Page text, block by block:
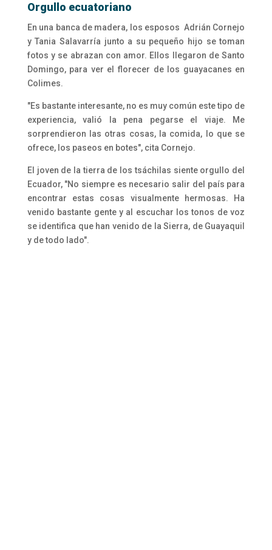
Orgullo ecuatoriano
En una banca de madera, los esposos Adrián Cornejo
y Tania Salavarría junto a su pequeño hijo se toman
fotos y se abrazan con amor. Ellos llegaron de Santo
Domingo, para ver el florecer de los guayacanes en
Colimes.
"Es bastante interesante, no es muy común este tipo de
experiencia, valió la pena pegarse el viaje. Me
sorprendieron las otras cosas, la comida, lo que se
ofrece, los paseos en botes", cita Cornejo.
El joven de la tierra de los tsáchilas siente orgullo del
Ecuador, "No siempre es necesario salir del país para
encontrar estas cosas visualmente hermosas. Ha
venido bastante gente y al escuchar los tonos de voz
se identifica que han venido de la Sierra, de Guayaquil
y de todo lado".